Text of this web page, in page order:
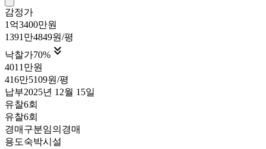
감정가
1억3400만원
1391만4849원/평
낙찰가70% 
4011만원
416만5109원/평
납부2025년 12월 15일
유찰6회
유찰6회
경매구분임의경매
용도숙박시설